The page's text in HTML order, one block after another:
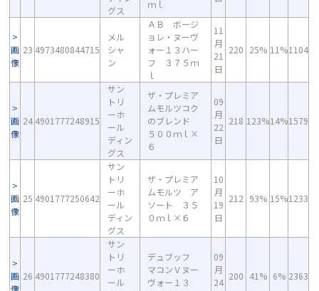
グス
ｍｌ
画
像
23 4973480844715
メル
シャ
ン
ＡＢ ボージ
ョレ・ヌーヴ
ォー１３ハー
フ ３７５ｍ
ｌ
11
月
21
日
220 25% 11%1104
画
像
24 4901777248915
サン
トリ
ーホ
ール
ディン
グス
ザ・プレミア
ムモルツコク
のブレンド
５００ｍｌ×
６
09
月
22
日
218 123%14%1579
画
像
25 4901777250642
サン
トリ
ーホ
ール
ディン
グス
ザ・プレミア
ムモルツ ア
ソート ３５
０ｍｌ×６
10
月
19
日
212 93% 15%1233
画
像
26 4901777248380
サン
トリ
ーホ
ール
デュブッフ
マコンＶヌー
ヴォー１３
09
月
24
200 41% 6% 2363